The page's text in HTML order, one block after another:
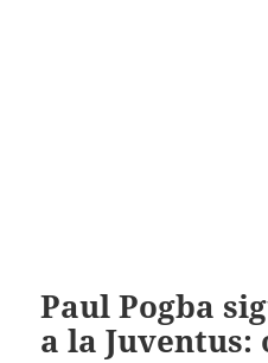
Paul Pogba
a la Juventus: